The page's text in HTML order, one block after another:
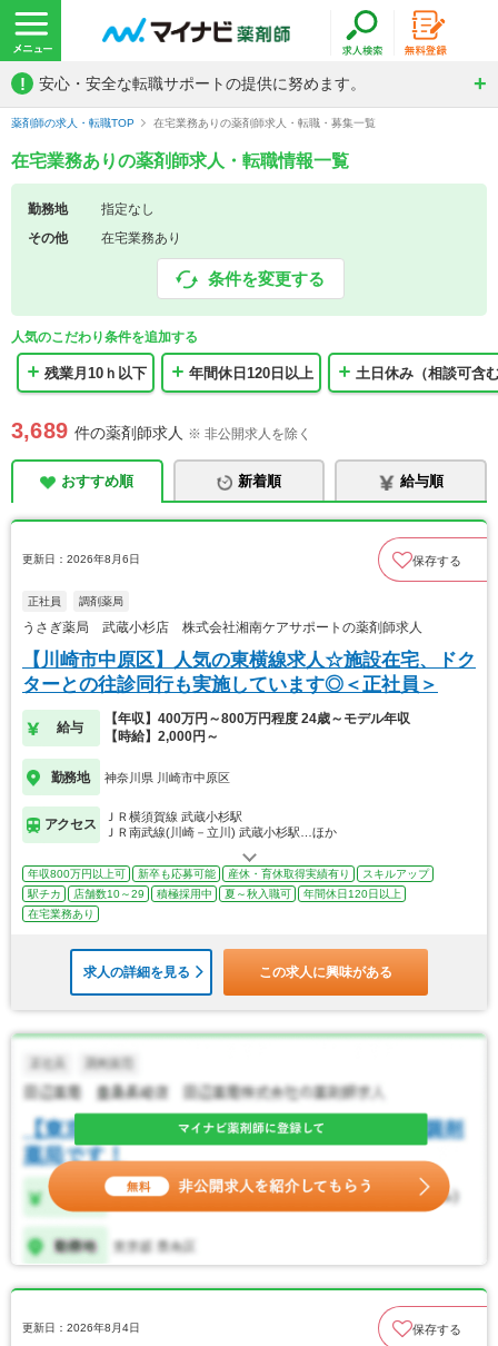
! 安心・安全な転職サポートの提供に努めます。
薬剤師の求人・転職TOP 在宅業務ありの薬剤師求人・転職・募集一覧
在宅業務ありの薬剤師求人・転職情報一覧
勤務地
指定なし
その他
在宅業務あり
条件を変更する
人気のこだわり条件を追加する
残業月10ｈ以下 年間休日120日以上 土日休み（相談可含
3,689 件の薬剤師求人 ※ 非公開求人を除く
おすすめ順 新着順 給与順
更新日：2026年8月6日 保存する
正社員 調剤薬局
うさぎ薬局 武蔵小杉店 株式会社湘南ケアサポートの薬剤師求人
【川崎市中原区】人気の東横線求人☆施設在宅、ドク
ターとの往診同行も実施しています◎＜正社員＞
給与
【年収】400万円～800万円程度 24歳～モデル年収
【時給】2,000円～
勤務地 神奈川県 川崎市中原区
アクセス
ＪＲ横須賀線 武蔵小杉駅
ＪＲ南武線(川崎－立川) 武蔵小杉駅…ほか
年収800万円以上可 新卒も応募可能 産休・育休取得実績有り
スキルアップ
駅チカ
店舗数10～29 積極採用中 夏～秋入職可
年間休日120日以上
在宅業務あり
求人の詳細を見る この求人に興味がある
更新日：2026年8月4日 保存する